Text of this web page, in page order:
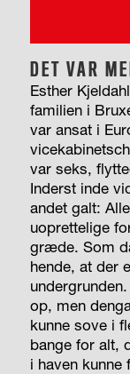
DET VAR
Esther
familien i
var ansat i
var seks,
Inderst inde
andet galt:
uoprettelige
græde. Som
hende, at der
op, men
kunne sove i
bange for alt,
i haven kunne